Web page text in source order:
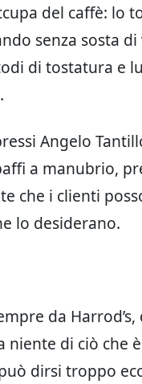
del caffè: lo
senza sosta di
di tostatura e
Angelo
a manubrio,
che i clienti
lo desiderano.
da Harrod’s,
niente di ciò che
dirsi troppo